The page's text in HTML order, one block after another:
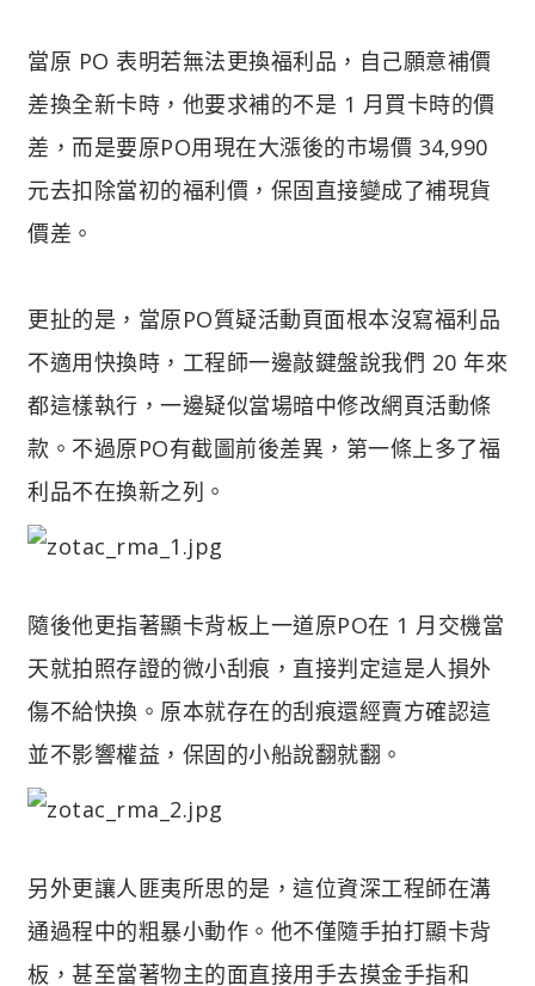
當原 PO 表明若無法更換福利品，自己願意補價
差換全新卡時，他要求補的不是 1 月買卡時的價
差，而是要原PO用現在大漲後的市場價 34,990
元去扣除當初的福利價，保固直接變成了補現貨
價差。
更扯的是，當原PO質疑活動頁面根本沒寫福利品
不適用快換時，工程師一邊敲鍵盤說我們 20 年來
都這樣執行，一邊疑似當場暗中修改網頁活動條
款。不過原PO有截圖前後差異，第一條上多了福
利品不在換新之列。
隨後他更指著顯卡背板上一道原PO在 1 月交機當
天就拍照存證的微小刮痕，直接判定這是人損外
傷不給快換。原本就存在的刮痕還經賣方確認這
並不影響權益，保固的小船說翻就翻。
另外更讓人匪夷所思的是，這位資深工程師在溝
通過程中的粗暴小動作。他不僅隨手拍打顯卡背
板，甚至當著物主的面直接用手去摸金手指和